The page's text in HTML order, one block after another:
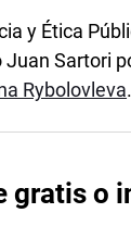
y Ética
Sartori
Rybolovleva.
gratis o